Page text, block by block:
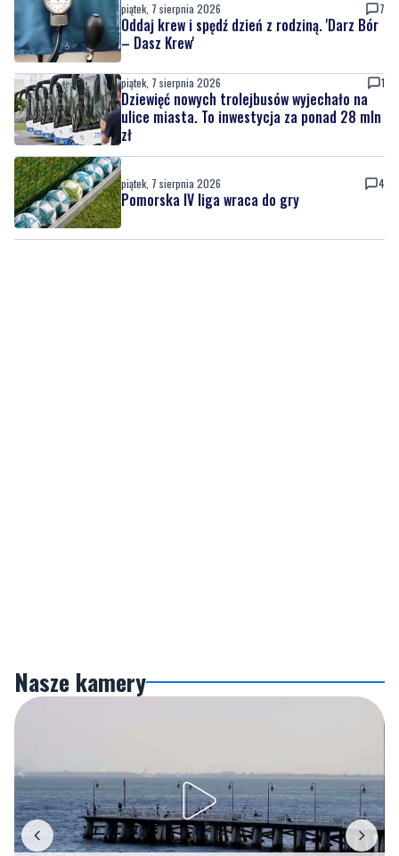
piątek, 7 sierpnia 2026 7
Oddaj krew i spędź dzień z rodziną. 'Darz Bór
– Dasz Krew'
piątek, 7 sierpnia 2026 1
Dziewięć nowych trolejbusów wyjechało na
ulice miasta. To inwestycja za ponad 28 mln
zł
piątek, 7 sierpnia 2026 4
Pomorska IV liga wraca do gry
Nasze kamery